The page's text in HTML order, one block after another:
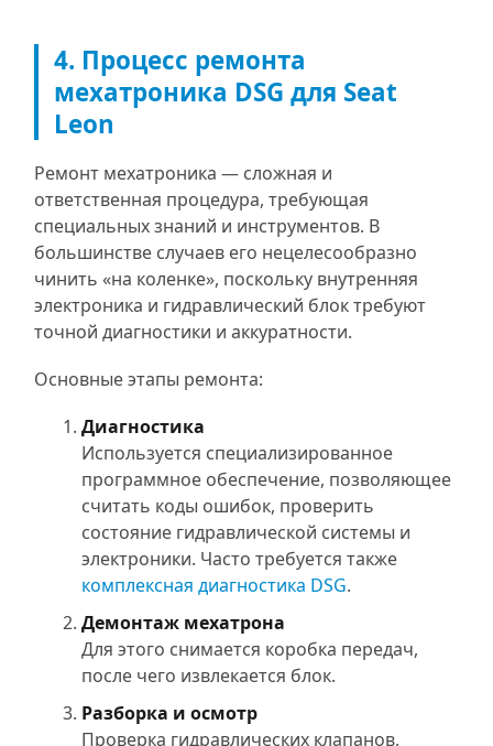
4. Процесс ремонта
мехатроника DSG для Seat
Leon
Ремонт мехатроника — сложная и
ответственная процедура, требующая
специальных знаний и инструментов. В
большинстве случаев его нецелесообразно
чинить «на коленке», поскольку внутренняя
электроника и гидравлический блок требуют
точной диагностики и аккуратности.
Основные этапы ремонта:
Диагностика
Используется специализированное
программное обеспечение, позволяющее
считать коды ошибок, проверить
состояние гидравлической системы и
электроники. Часто требуется также
комплексная диагностика DSG.
Демонтаж мехатрона
Для этого снимается коробка передач,
после чего извлекается блок.
Разборка и осмотр
Проверка гидравлических клапанов,